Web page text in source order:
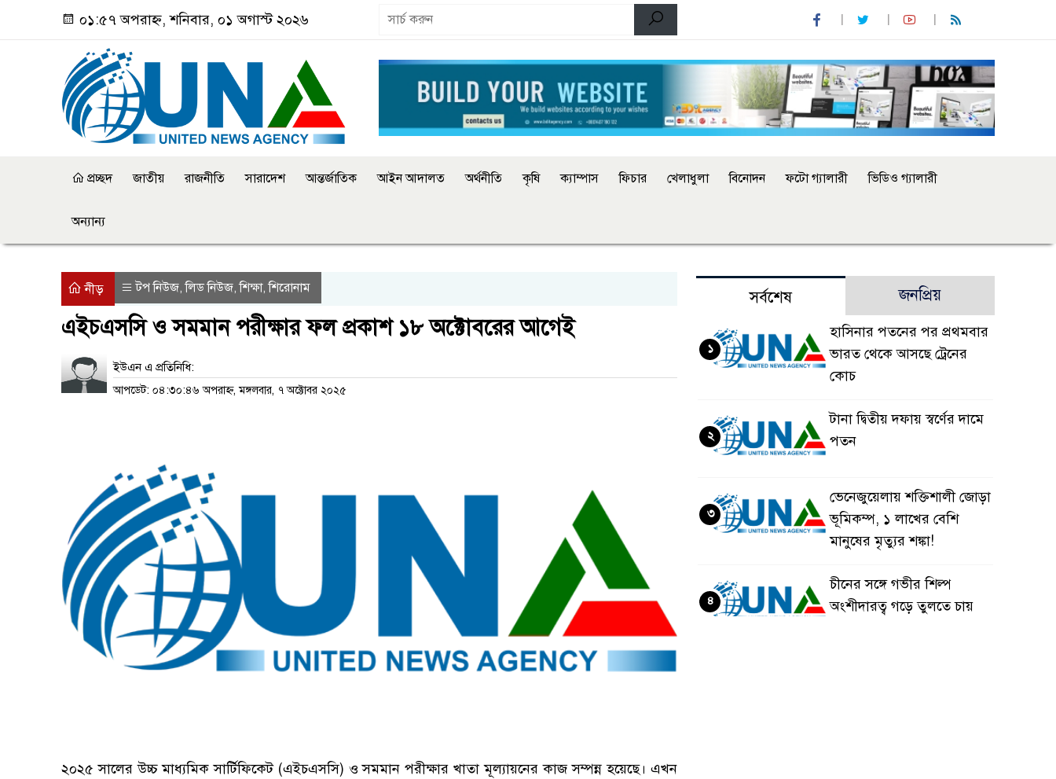
০১:৫৭ অপরাহ্ন, শনিবার, ০১ অগাস্ট ২০২৬
প্রচ্ছদ জাতীয় রাজনীতি সারাদেশ আন্তর্জাতিক আইন আদালত অর্থনীতি কৃষি ক্যাম্পাস ফিচার খেলাধুলা বিনোদন ফটো গ্যালারী ভিডিও গ্যালারী
অন্যান্য
নীড় টপ নিউজ ,লিড নিউজ ,শিক্ষা,শিরোনাম
এইচএসসি ও সমমান পরীক্ষার ফল প্রকাশ ১৮ অক্টোবরের আগেই
ইউএন এ প্রতিনিধি:
আপডেট: ০৪:৩০:৪৬ অপরাহ্ন, মঙ্গলবার, ৭ অক্টোবর ২০২৫
২০২৫ সালের উচ্চ মাধ্যমিক সার্টিফিকেট (এইচএসসি) ও সমমান পরীক্ষার খাতা মূল্যায়নের কাজ সম্পন্ন হয়েছে। এখন
সর্বশেষ জনপ্রিয়
হাসিনার পতনের পর প্রথমবার
ভারত থেকে আসছে ট্রেনের
কোচ
১
টানা দ্বিতীয় দফায় স্বর্ণের দামে
পতন
২
ভেনেজুয়েলায় শক্তিশালী জোড়া
ভূমিকম্প, ১ লাখের বেশি
মানুষের মৃত্যুর শঙ্কা!
৩
চীনের সঙ্গে গভীর শিল্প
অংশীদারত্ব গড়ে তুলতে চায়
৪